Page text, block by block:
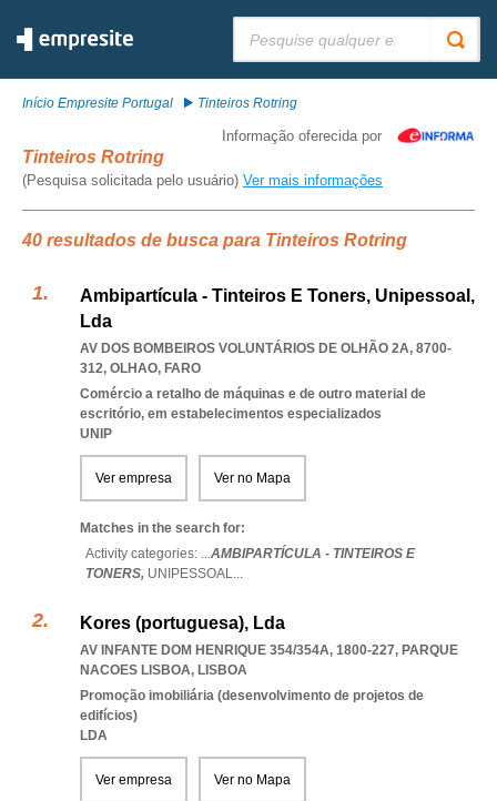
Início Empresite Portugal Tinteiros Rotring
Informação oferecida por
Tinteiros Rotring
(Pesquisa solicitada pelo usuário) Ver mais informações
40 resultados de busca para Tinteiros Rotring
Ambipartícula - Tinteiros E Toners, Unipessoal,
Lda
AV DOS BOMBEIROS VOLUNTÁRIOS DE OLHÃO 2A, 8700-
312, OLHAO, FARO
Comércio a retalho de máquinas e de outro material de
escritório, em estabelecimentos especializados
UNIP
Ver empresa Ver no Mapa
Matches in the search for:
Activity categories: ...AMBIPARTÍCULA - TINTEIROS E
TONERS, UNIPESSOAL...
Kores (portuguesa), Lda
AV INFANTE DOM HENRIQUE 354/354A, 1800-227, PARQUE
NACOES LISBOA, LISBOA
Promoção imobiliária (desenvolvimento de projetos de
edifícios)
LDA
Ver empresa Ver no Mapa